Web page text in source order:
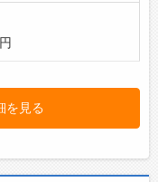
を見る